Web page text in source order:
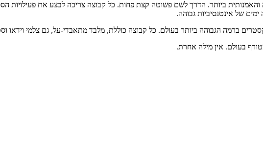
ביותר. הדרך לשם פשוטה קצת פחות. כל קבוצה צריכה לבצע את פעילויות
של אינטנסיביות גבוהה.
ברמה הגבוהה ביותר בעולם. כל קבוצה כוללת, מלבד מתאבדי-על, גם צלמי וידאו
בעולם. אין מילה אחרת.